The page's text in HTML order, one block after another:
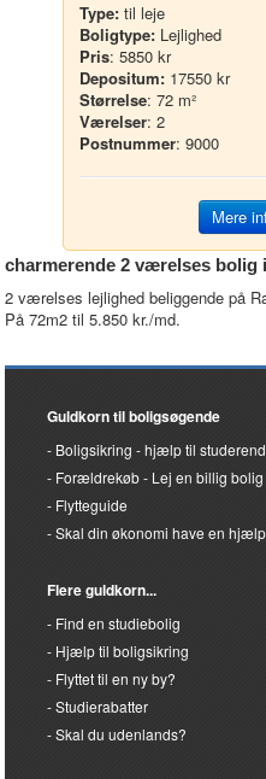
Type: til leje
Boligtype: Lejlighed
Pris: 5850 kr
Depositum: 17550 kr
Størrelse: 72 m²
Værelser: 2
Postnummer: 9000
Mere
charmerende 2 værelses bolig
2 værelses lejlighed beliggende på
På 72m2 til 5.850 kr./md.
Guldkorn til boligsøgende
Boligsikring - hjælp til
Forældrekøb - Lej en billig
Flytteguide
Skal din økonomi have en
Flere guldkorn...
Find en studiebolig
Hjælp til boligsikring
Flyttet til en ny by?
Studierabatter
Skal du udenlands?